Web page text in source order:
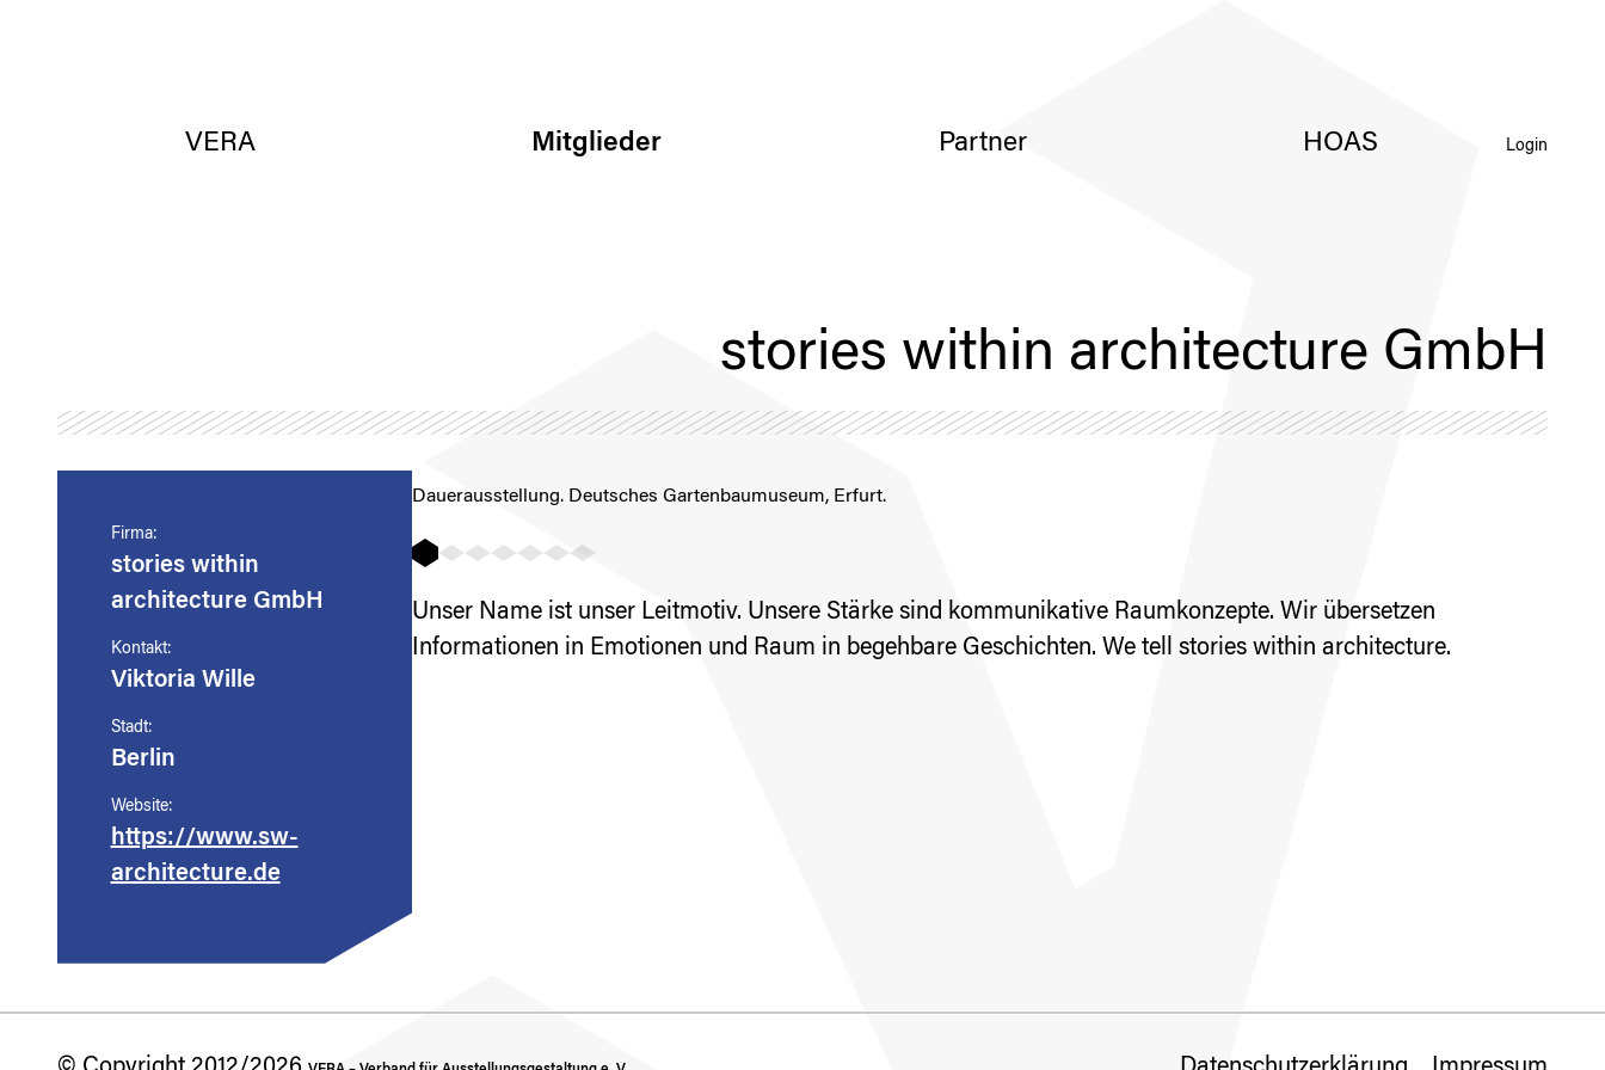
VERA Mitglieder Partner HOAS Login
stories within architecture GmbH
Firma:
stories within
architecture GmbH
Kontakt:
Viktoria Wille
Stadt:
Berlin
Website:
https://www.sw-
architecture.de
Dauerausstellung. Deutsches Gartenbaumuseum, Erfurt.
Unser Name ist unser Leitmotiv. Unsere Stärke sind kommunikative Raumkonzepte. Wir übersetzen
Informationen in Emotionen und Raum in begehbare Geschichten. We tell stories within architecture.